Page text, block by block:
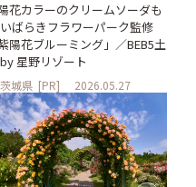
花カラーのクリームソーダも
ばらきフラワーパーク監修
紫陽花ブルーミング」／BEB5土
星野リゾート
茨城県 [PR] 2026.05.27